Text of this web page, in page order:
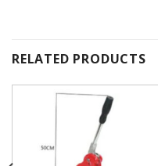
RELATED PRODUCTS